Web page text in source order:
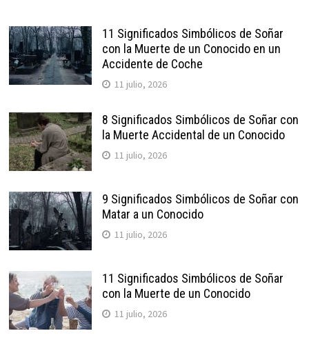
11 Significados Simbólicos de Soñar
con la Muerte de un Conocido en un
Accidente de Coche
11 julio, 2026
8 Significados Simbólicos de Soñar con
la Muerte Accidental de un Conocido
11 julio, 2026
9 Significados Simbólicos de Soñar con
Matar a un Conocido
11 julio, 2026
11 Significados Simbólicos de Soñar
con la Muerte de un Conocido
11 julio, 2026